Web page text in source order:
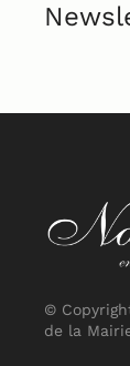
©
de la